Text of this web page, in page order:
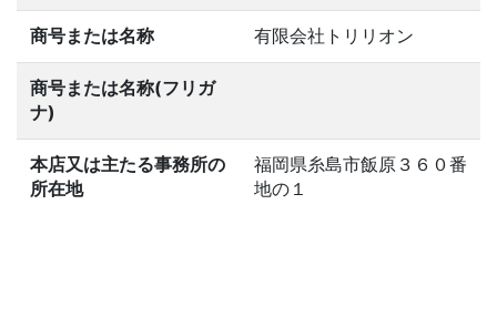
商号または名称 有限会社トリリオン
商号または名称(フリガ
ナ)
本店又は主たる事務所の
所在地
福岡県糸島市飯原３６０番
地の１